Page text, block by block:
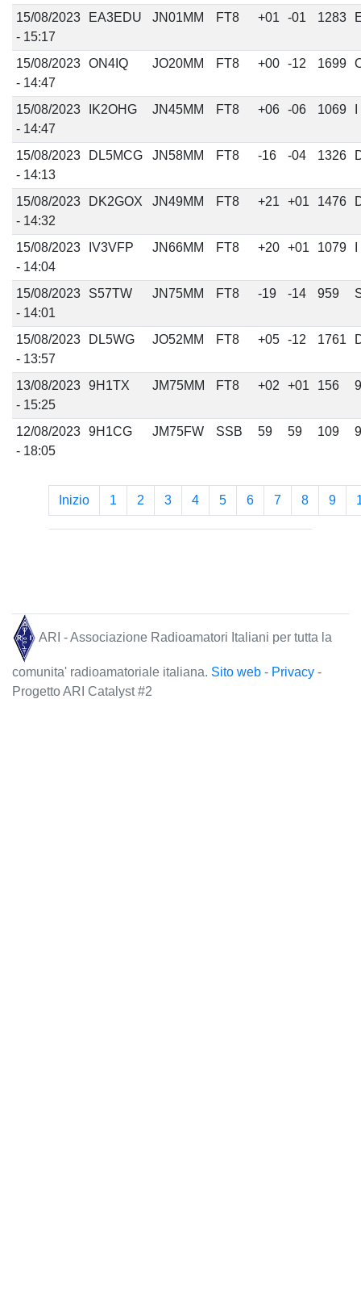
15/08/2023
- 15:17
EA3EDU JN01MM FT8 +01 -01 1283
15/08/2023
- 14:47
ON4IQ JO20MM FT8 +00 -12 1699
15/08/2023
- 14:47
IK2OHG JN45MM FT8 +06 -06 1069
15/08/2023
- 14:13
DL5MCG JN58MM FT8 -16 -04 1326
15/08/2023
- 14:32
DK2GOX JN49MM FT8 +21 +01 1476
15/08/2023
- 14:04
IV3VFP JN66MM FT8 +20 +01 1079
15/08/2023
- 14:01
S57TW JN75MM FT8 -19 -14 959
15/08/2023
- 13:57
DL5WG JO52MM FT8 +05 -12 1761
13/08/2023
- 15:25
9H1TX JM75MM FT8 +02 +01 156
12/08/2023
- 18:05
9H1CG JM75FW SSB 59 59 109
Inizio 1 2 3 4 5 6 7 8 9
ARI - Associazione Radioamatori Italiani per tutta la
comunita' radioamatoriale italiana. Sito web - Privacy -
Progetto ARI Catalyst #2